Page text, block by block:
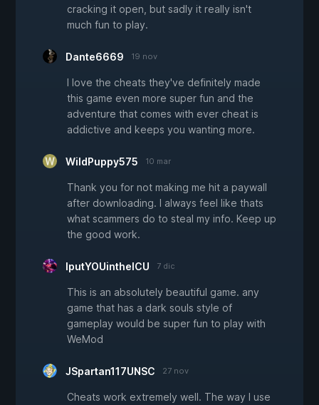
cracking it open, but sadly it really isn't
much fun to play.
Dante6669 19 nov
I love the cheats they've definitely made
this game even more super fun and the
adventure that comes with ever cheat is
addictive and keeps you wanting more.
WildPuppy575 10 mar
Thank you for not making me hit a paywall
after downloading. I always feel like thats
what scammers do to steal my info. Keep up
the good work.
IputYOUintheICU 7 dic
This is an absolutely beautiful game. any
game that has a dark souls style of
gameplay would be super fun to play with
WeMod
JSpartan117UNSC 27 nov
Cheats work extremely well. The way I use